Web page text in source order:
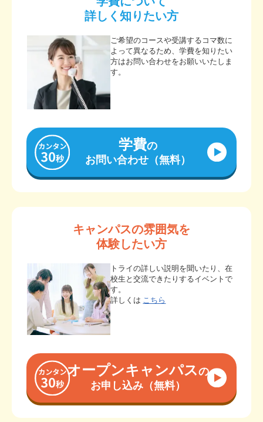
詳しく知りたい方
ご希望のコースや受講するコマ数に
よって異なるため、学費を知りたい
方はお問い合わせをお願いいたしま
す。
学費の
お問い合わせ（無料）
キャンパスの雰囲気を
体験したい方
トライの詳しい説明を聞いたり、在
校生と交流できたりするイベントで
す。
詳しくは こちら
オープンキャンパスの
お申し込み（無料）